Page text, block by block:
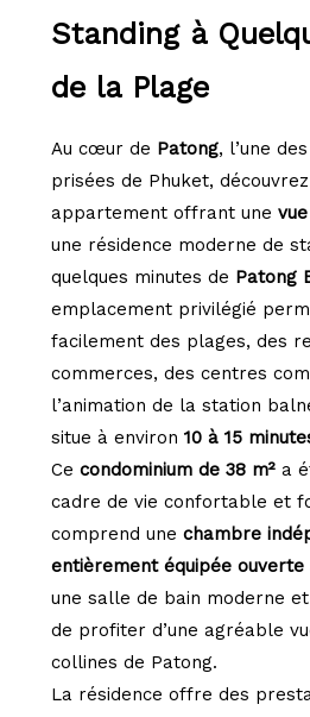
Standing à
de la Plage
Au cœur de Patong, l’une
prisées de Phuket,
appartement offrant une
une résidence moderne de
quelques minutes de Patong
emplacement privilégié
facilement des plages, des
commerces, des centres
l’animation de la station
situe à environ 10 à 15
Ce condominium de 38 m²a
cadre de vie confortable et
comprend une chambre
entièrement équipée ouverte
une salle de bain moderne
de profiter d’une agréable
collines de Patong.
La résidence offre des